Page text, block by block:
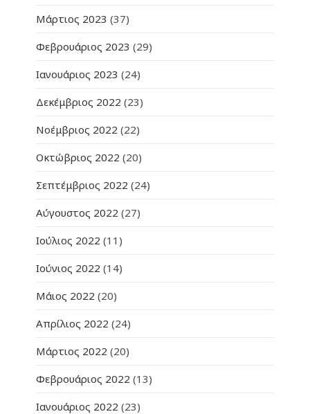
Μάρτιος 2023 (37)
Φεβρουάριος 2023 (29)
Ιανουάριος 2023 (24)
Δεκέμβριος 2022 (23)
Νοέμβριος 2022 (22)
Οκτώβριος 2022 (20)
Σεπτέμβριος 2022 (24)
Αύγουστος 2022 (27)
Ιούλιος 2022 (11)
Ιούνιος 2022 (14)
Μάιος 2022 (20)
Απρίλιος 2022 (24)
Μάρτιος 2022 (20)
Φεβρουάριος 2022 (13)
Ιανουάριος 2022 (23)